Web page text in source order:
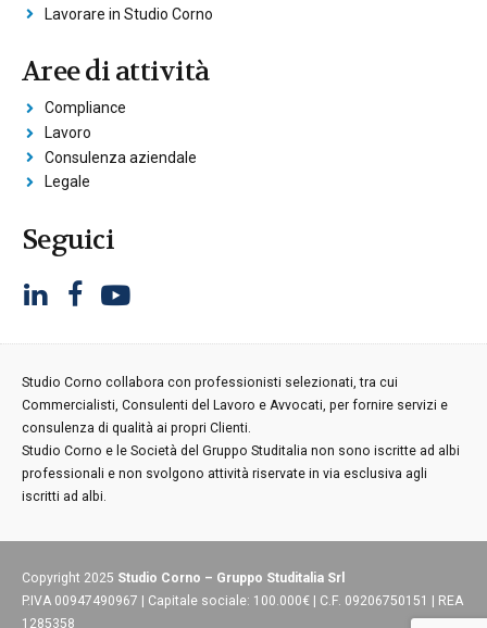
Lavorare in Studio Corno
Aree di attività
Compliance
Lavoro
Consulenza aziendale
Legale
Seguici
Studio Corno collabora con professionisti selezionati, tra cui
Commercialisti, Consulenti del Lavoro e Avvocati, per fornire servizi e
consulenza di qualità ai propri Clienti.
Studio Corno e le Società del Gruppo Studitalia non sono iscritte ad albi
professionali e non svolgono attività riservate in via esclusiva agli
iscritti ad albi.
Copyright 2025 Studio Corno – Gruppo Studitalia Srl
P.IVA 00947490967 | Capitale sociale: 100.000€ | C.F. 09206750151 | REA
1285358